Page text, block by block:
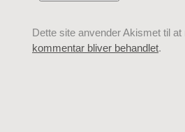
Dette site anvender Akismet til
kommentar bliver behandlet.